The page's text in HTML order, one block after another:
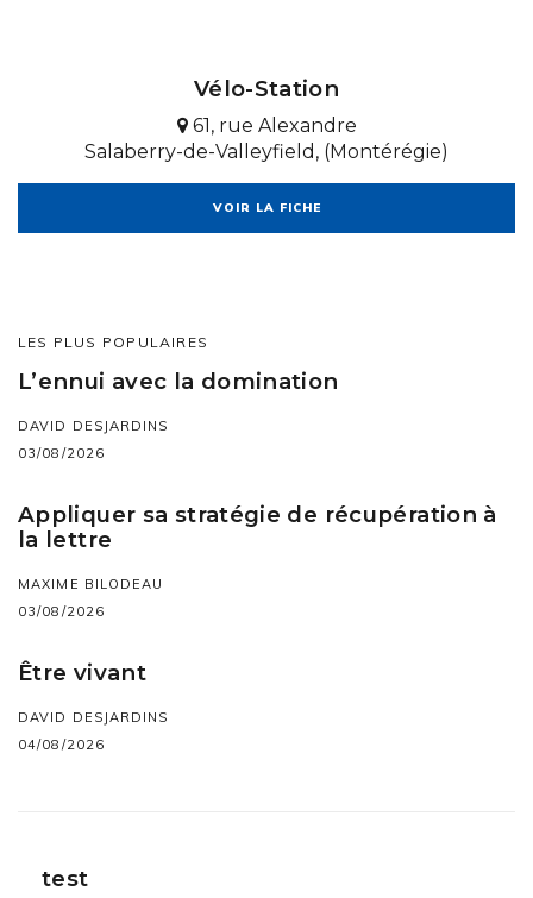
Vélo-Station
61, rue Alexandre
Salaberry-de-Valleyfield, (Montérégie)
VOIR LA FICHE
LES PLUS POPULAIRES
L’ennui avec la domination
DAVID DESJARDINS
03/08/2026
Appliquer sa stratégie de récupération à
la lettre
MAXIME BILODEAU
03/08/2026
Être vivant
DAVID DESJARDINS
04/08/2026
test